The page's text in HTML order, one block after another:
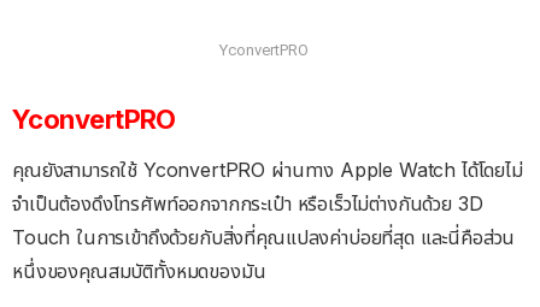
YconvertPRO
YconvertPRO
คุณยังสามารถใช้ YconvertPRO ผ่านทาง Apple Watch ได้โดยไม่
จำเป็นต้องดึงโทรศัพท์ออกจากกระเป๋า หรือเร็วไม่ต่างกันด้วย 3D
Touch ในการเข้าถึงด้วยกับสิ่งที่คุณแปลงค่าบ่อยที่สุด และนี่คือส่วน
หนึ่งของคุณสมบัติทั้งหมดของมัน